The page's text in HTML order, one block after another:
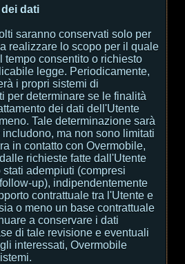
dati
saranno conservati solo per
realizzare lo scopo per il quale
tempo consentito o richiesto
legge. Periodicamente,
i propri sistemi di
per determinare se le finalità
dei dati dell'Utente
Tale determinazione sarà
includono, ma non sono limitati
in contatto con Overmobile,
richieste fatte dall'Utente
adempiuti (compresi
up), indipendentemente
contrattuale tra l'Utente e
o meno un base contrattuale
a conservare i dati
di tale revisione e eventuali
interessati, Overmobile